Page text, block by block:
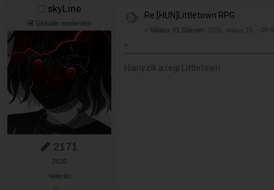
skyLine
Globális moderátor
2171
2020
Vaterán
Re:[HUN]Littletown RPG
« Válasz #1 Dátum: 2026. május 15. -
»
Hianyzik a regi Littletown